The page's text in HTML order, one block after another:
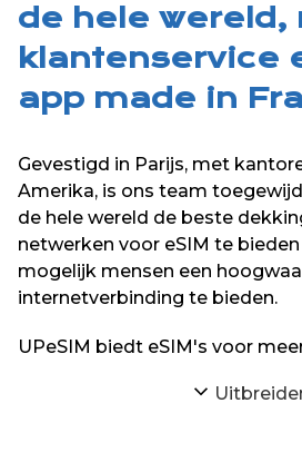
de hele wereld,
klantenservice
app made in
Gevestigd in Parijs, met
Amerika, is ons team
de hele wereld de beste
netwerken voor eSIM te
mogelijk mensen een
internetverbinding te bieden.
UPeSIM biedt eSIM's voor
en zijn iPhone- en Android-